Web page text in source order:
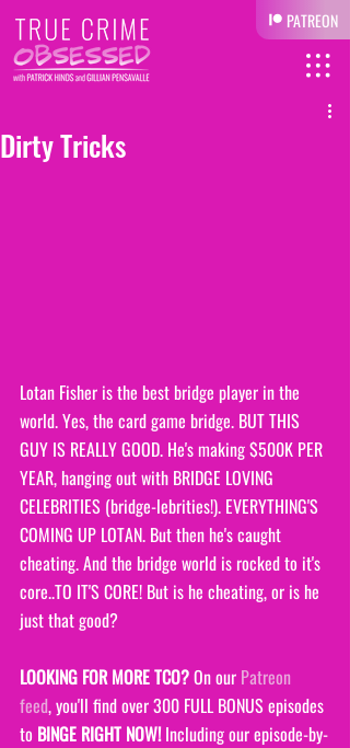
PATREON
Dirty Tricks
Lotan Fisher is the best bridge player in the
world. Yes, the card game bridge. BUT THIS
GUY IS REALLY GOOD. He's making $500K PER
YEAR, hanging out with BRIDGE LOVING
CELEBRITIES (bridge-lebrities!). EVERYTHING'S
COMING UP LOTAN. But then he's caught
cheating. And the bridge world is rocked to it's
core..TO IT'S CORE! But is he cheating, or is he
just that good?
LOOKING FOR MORE TCO? On our Patreon
feed, you'll find over 300 FULL BONUS episodes
to BINGE RIGHT NOW! Including our episode-by-